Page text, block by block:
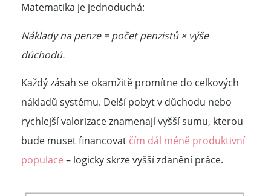
Matematika je jednoduchá:
Náklady na penze = počet penzistů × výše
důchodů.
Každý zásah se okamžitě promítne do celkových
nákladů systému. Delší pobyt v důchodu nebo
rychlejší valorizace znamenají vyšší sumu, kterou
bude muset financovat čím dál méně produktivní
populace – logicky skrze vyšší zdanění práce.